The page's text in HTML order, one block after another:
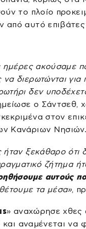
το πλοίο
από αυτό
ημέρες ακούσαμε
διερωτώνται για
δεν
ο Σάντσεθ,
στον
Κανάριων Νησιών.
ήταν ξεκάθαρο ότι
ζήτημα
αυτούς
τα μέσα»,
» αναχώρησε χθες
και αναμένεται να